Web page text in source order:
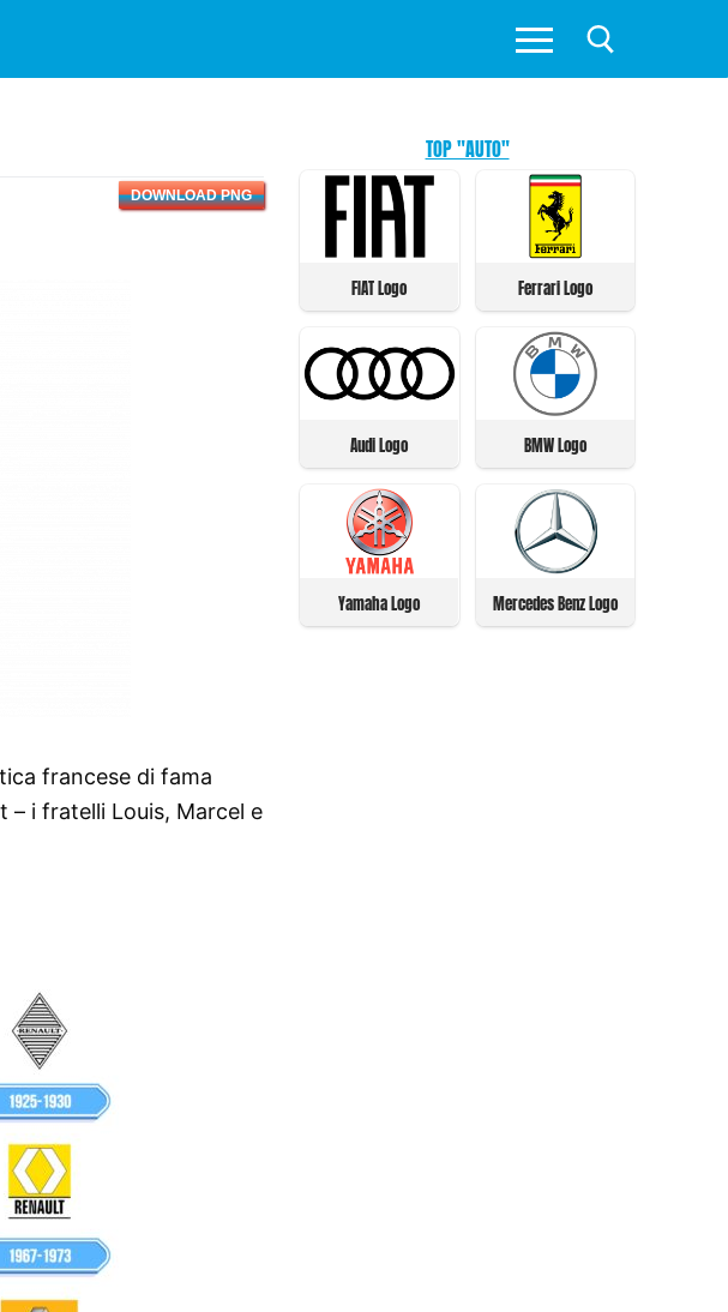
DOWNLOAD PNG
francese di fama
– i fratelli Louis, Marcel e
TOP "AUTO"
FIAT Logo Ferrari Logo
Audi Logo BMW Logo
Yamaha Logo Mercedes Benz Logo